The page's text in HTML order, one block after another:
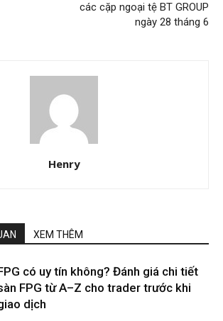
các cặp ngoại tệ BT GROUP
ngày 28 tháng 6
Henry
XEM THÊM
có uy tín không? Đánh giá chi tiết
FPG từ A–Z cho trader trước khi
dịch